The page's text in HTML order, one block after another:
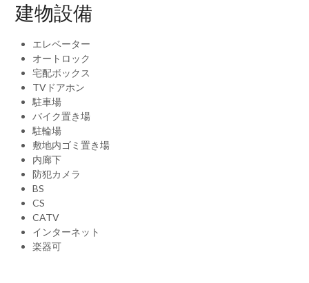
建物設備
エレベーター
オートロック
宅配ボックス
TVドアホン
駐車場
バイク置き場
駐輪場
敷地内ゴミ置き場
内廊下
防犯カメラ
BS
CS
CATV
インターネット
楽器可